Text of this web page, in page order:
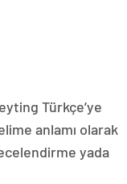
Türkçe’ye
anlamı olarak
yada